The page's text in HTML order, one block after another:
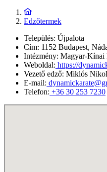
Edzőtermek
Település: Újpalota
Cím: 1152 Budapest,
Intézmény: Magyar-Kínai
Weboldal: https://
Vezető edző: Miklós
E-mail:
Telefon: +36 30 253 7230